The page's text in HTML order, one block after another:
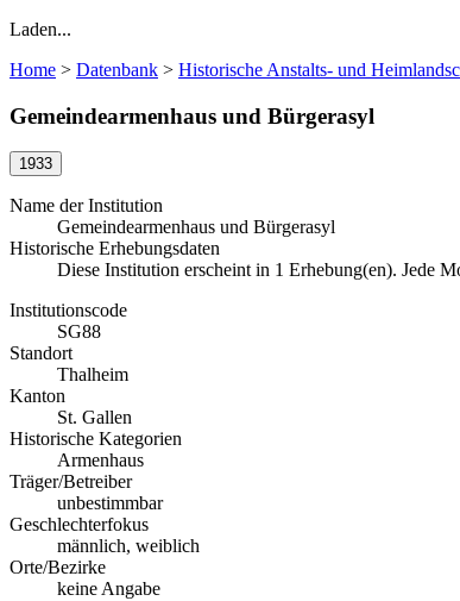
Laden...
Home > Datenbank > Historische Anstalts- und
Gemeindearmenhaus und Bürgerasyl
1933
Name der Institution
Gemeindearmenhaus und Bürgerasyl
Historische Erhebungsdaten
Diese Institution erscheint in 1 Erhebung(en). Jede
Institutionscode
SG88
Standort
Thalheim
Kanton
St. Gallen
Historische Kategorien
Armenhaus
Träger/Betreiber
unbestimmbar
Geschlechterfokus
männlich, weiblich
Orte/Bezirke
keine Angabe